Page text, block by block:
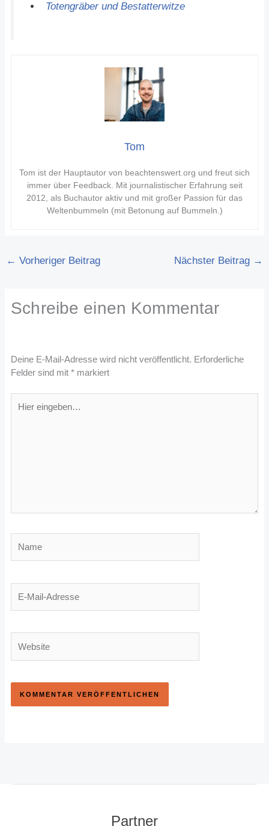
Totengräber und Bestatterwitze
Tom
Tom ist der Hauptautor von beachtenswert.org und freut sich
immer über Feedback. Mit journalistischer Erfahrung seit
2012, als Buchautor aktiv und mit großer Passion für das
Weltenbummeln (mit Betonung auf Bummeln.)
← Vorheriger Beitrag Nächster Beitrag →
Schreibe einen Kommentar
Deine E-Mail-Adresse wird nicht veröffentlicht. Erforderliche
Felder sind mit* markiert
Hier
eingeben…
Name
E-
Mail-
Adresse
Website
Partner